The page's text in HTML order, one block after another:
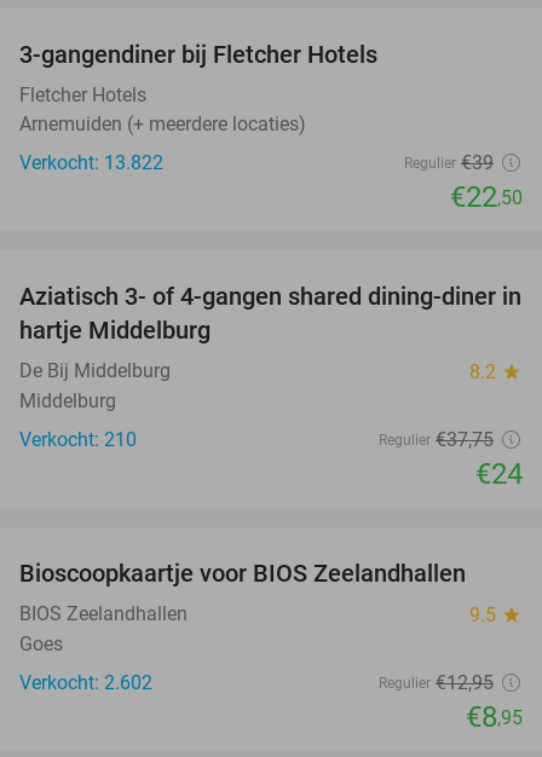
3-gangendiner bij Fletcher Hotels
Fletcher Hotels
Arnemuiden (+ meerdere locaties)
Verkocht: 13.822
Regulier €39
€22,50
36%
Aziatisch 3- of 4-gangen shared dining-diner in
hartje Middelburg
De Bij Middelburg 8.2 star
Middelburg
Verkocht: 210
Regulier €37,75
€24
Bioscoopkaartje voor BIOS Zeelandhallen
BIOS Zeelandhallen 9.5 star
Goes
Verkocht: 2.602
Regulier €12,95
€8,95